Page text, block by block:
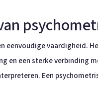
eenvoudige vaardigheid.
en een sterke verbinding
Een